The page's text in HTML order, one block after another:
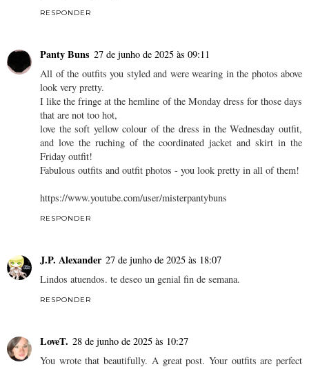
RESPONDER
Panty Buns 27 de junho de 2025 às 09:11
All of the outfits you styled and were wearing in the photos above
look very pretty.
I like the fringe at the hemline of the Monday dress for those days
that are not too hot,
love the soft yellow colour of the dress in the Wednesday outfit,
and love the ruching of the coordinated jacket and skirt in the
Friday outfit!
Fabulous outfits and outfit photos - you look pretty in all of them!
https://www.youtube.com/user/misterpantybuns
RESPONDER
J.P. Alexander 27 de junho de 2025 às 18:07
Lindos atuendos. te deseo un genial fin de semana.
RESPONDER
LoveT. 28 de junho de 2025 às 10:27
You wrote that beautifully. A great post. Your outfits are perfect